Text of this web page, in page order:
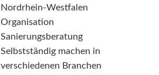
Nordrhein-Westfalen
Organisation
Sanierungsberatung
Selbstständig machen in
verschiedenen Branchen